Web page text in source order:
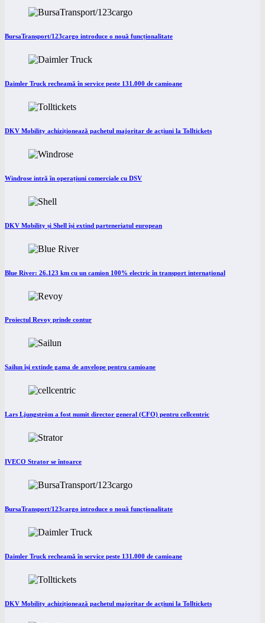
BursaTransport/123cargo introduce o nouă funcționalitate
Daimler Truck recheamă în service peste 131.000 de camioane
DKV Mobility achiziționează pachetul majoritar de acțiuni la Tolltickets
Windrose intră în operațiuni comerciale cu DSV
DKV Mobility și Shell își extind parteneriatul european
Blue River: 26.123 km cu un camion 100% electric în transport internațional
Proiectul Revoy prinde contur
Sailun își extinde gama de anvelope pentru camioane
Lars Ljungström a fost numit director general (CFO) pentru cellcentric
IVECO Strator se întoarce
BursaTransport/123cargo introduce o nouă funcționalitate
Daimler Truck recheamă în service peste 131.000 de camioane
DKV Mobility achiziționează pachetul majoritar de acțiuni la Tolltickets